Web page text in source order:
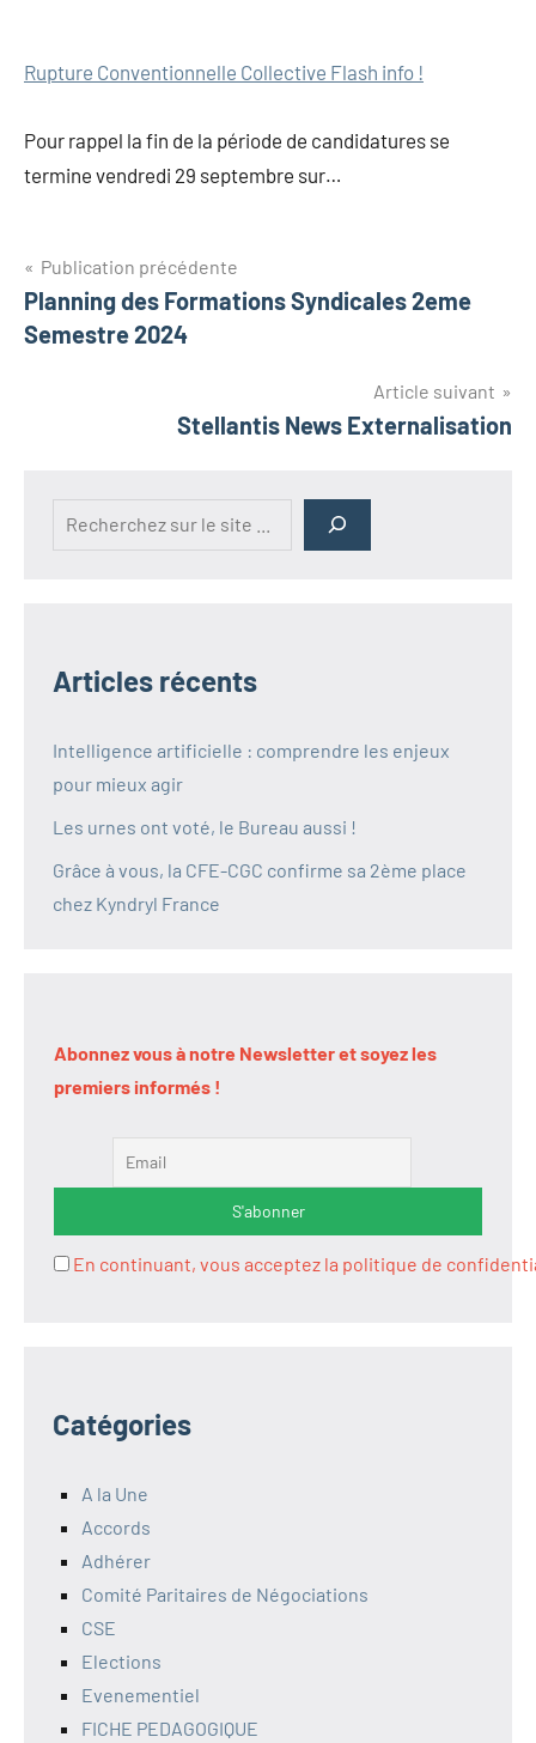
Rupture Conventionnelle Collective Flash info !
Pour rappel la fin de la période de candidatures se
termine vendredi 29 septembre sur…
Publication précédente
Planning des Formations Syndicales 2eme
Semestre 2024
Article suivant
Stellantis News Externalisation
Rechercher
Articles récents
Intelligence artificielle : comprendre les enjeux
pour mieux agir
Les urnes ont voté, le Bureau aussi !
Grâce à vous, la CFE-CGC confirme sa 2ème place
chez Kyndryl France
Abonnez vous à notre Newsletter et soyez les
premiers informés !
En continuant, vous acceptez la politique de
Catégories
A la Une
Accords
Adhérer
Comité Paritaires de Négociations
CSE
Elections
Evenementiel
FICHE PEDAGOGIQUE